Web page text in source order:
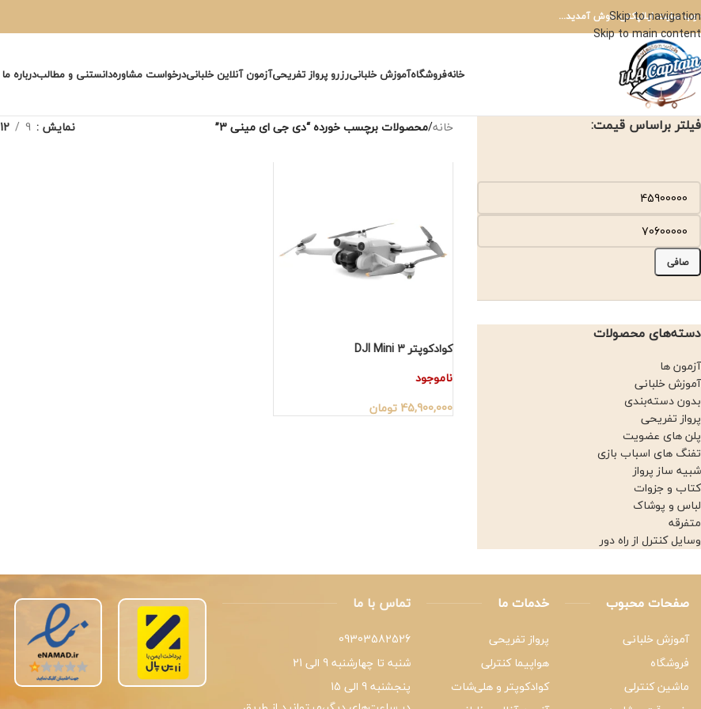
Skip to navigation
Skip to main content
وب سایت ایلاپکتن خوش آمدید...
خانهفروشگاهآموزش خلبانیرزرو پرواز تفریحیآزمون آنلاین خلبانیدرخواست مشاورهدانستنی و مطالبدرباره ما
فیلتر براساس قیمت:
صافی
دسته‌های محصولات
آزمون ها
آموزش خلبانی
بدون دسته‌بندی
پرواز تفریحی
پلن های عضویت
تفنگ های اسباب بازی
شبیه ساز پرواز
کتاب و جزوات
لباس و پوشاک
متفرقه
وسایل کنترل از راه دور
خانه/محصولات برچسب خورده “دی جی ای مینی 3” نمایش 9
12
کوادکوپتر DJI Mini 3
ناموجود
45,900,000 تومان
صفحات محبوب
آموزش خلبانی
فروشگاه
ماشین کنترلی
خدمات ما
پرواز تفریحی
هواپیما کنترلی
کوادکوپتر و هلی‌شات
تماس با ما
09303582526
شنبه تا چهارشنبه 9 الی 21
پنجشنبه 9 الی 15